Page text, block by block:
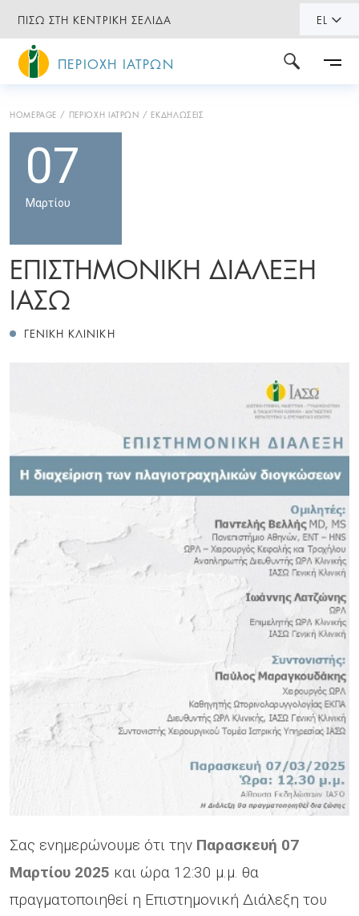
ΠΙΣΩ ΣΤΗ ΚΕΝΤΡΙΚΗ ΣΕΛΙΔΑ EL
ΠΕΡΙΟΧΗ ΙΑΤΡΩΝ
HOMEPAGE ΠΕΡΙΟΧΗ ΙΑΤΡΩΝ ΕΚΔΗΛΩΣΕΙΣ
07
Μαρτίου
ΕΠΙΣΤΗΜΟΝΙΚΗ ΔΙΑΛΕΞΗ
ΙΑΣΩ
ΓΕΝΙΚΗ ΚΛΙΝΙΚΗ
Σας ενημερώνουμε ότι την Παρασκευή 07
Μαρτίου 2025 και ώρα 12:30 μ.μ. θα
πραγματοποιηθεί η Επιστημονική Διάλεξη του